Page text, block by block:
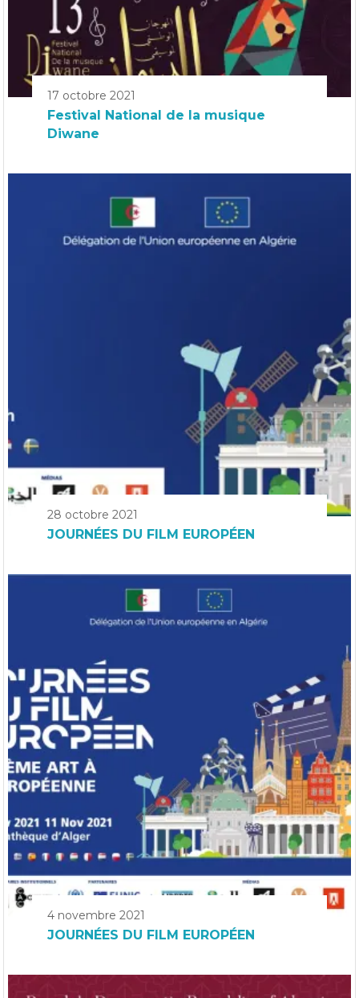
17 octobre 2021
Festival National de la musique
Diwane
28 octobre 2021
JOURNÉES DU FILM EUROPÉEN
4 novembre 2021
JOURNÉES DU FILM EUROPÉEN